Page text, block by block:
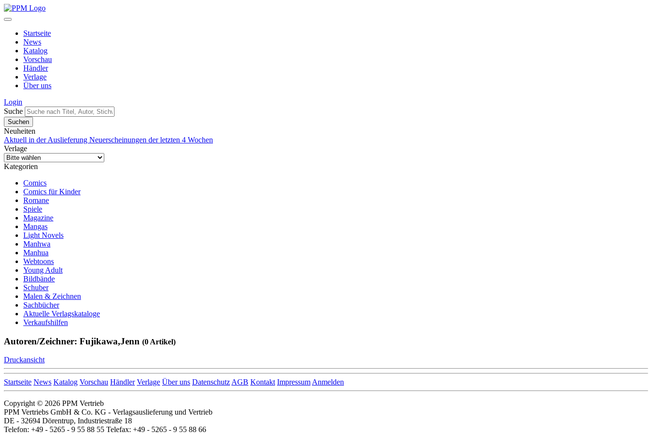
Startseite
News
Katalog
Vorschau
Händler
Verlage
Über uns
Login
Suche
Neuheiten
Aktuell in der Auslieferung Neuerscheinungen der letzten 4 Wochen
Verlage
Kategorien
Comics
Comics für Kinder
Romane
Spiele
Magazine
Mangas
Light Novels
Manhwa
Manhua
Webtoons
Young Adult
Bildbände
Schuber
Malen & Zeichnen
Sachbücher
Aktuelle Verlagskataloge
Verkaufshilfen
Autoren/Zeichner: Fujikawa,Jenn (0 Artikel)
Druckansicht
Startseite News Katalog Vorschau Händler Verlage Über uns DatenschutzAGB Kontakt ImpressumAnmelden
Copyright © 2026 PPM Vertrieb
PPM Vertriebs GmbH & Co. KG - Verlagsauslieferung und Vertrieb
DE - 32694 Dörentrup, Industriestraße 18
Telefon: +49 - 5265 - 9 55 88 55 Telefax: +49 - 5265 - 9 55 88 66